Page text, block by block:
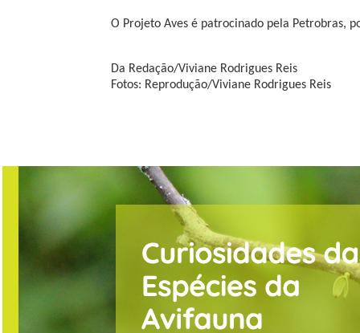
O Projeto Aves é patrocinado pela Petrobras,
Da Redação/Viviane Rodrigues Reis
Fotos: Reprodução/Viviane Rodrigues Reis